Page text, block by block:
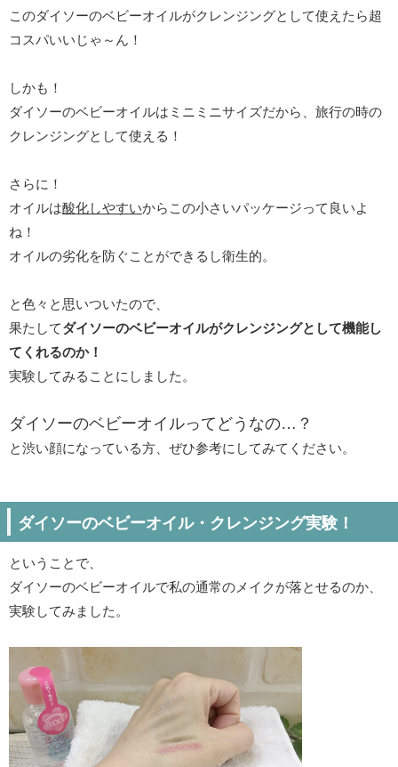
このダイソーのベビーオイルがクレンジングとして使えたら超
コスパいいじゃ～ん！
しかも！
ダイソーのベビーオイルはミニミニサイズだから、旅行の時の
クレンジングとして使える！
さらに！
オイルは酸化しやすいからこの小さいパッケージって良いよ
ね！
オイルの劣化を防ぐことができるし衛生的。
と色々と思いついたので、
果たしてダイソーのベビーオイルがクレンジングとして機能し
てくれるのか！
実験してみることにしました。
ダイソーのベビーオイルってどうなの…？
と渋い顔になっている方、ぜひ参考にしてみてください。
ダイソーのベビーオイル・クレンジング実験！
ということで、
ダイソーのベビーオイルで私の通常のメイクが落とせるのか、
実験してみました。